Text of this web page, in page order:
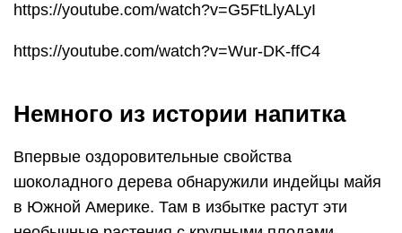
https://youtube.com/watch?v=G5FtLlyALyI
https://youtube.com/watch?v=Wur-DK-ffC4
Немного из истории напитка
Впервые оздоровительные свойства
шоколадного дерева обнаружили индейцы майя
в Южной Америке. Там в избытке растут эти